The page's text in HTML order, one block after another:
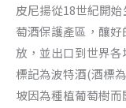
皮尼揚從18世紀開
萄酒保護產區，釀
放，並出口到世界
標記為波特酒(酒標
坡因為種植葡萄樹